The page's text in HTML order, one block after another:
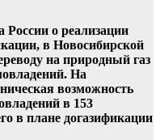
России о реализации
в Новосибирской
на природный газ
На
возможность
в 153
в плане догазификации